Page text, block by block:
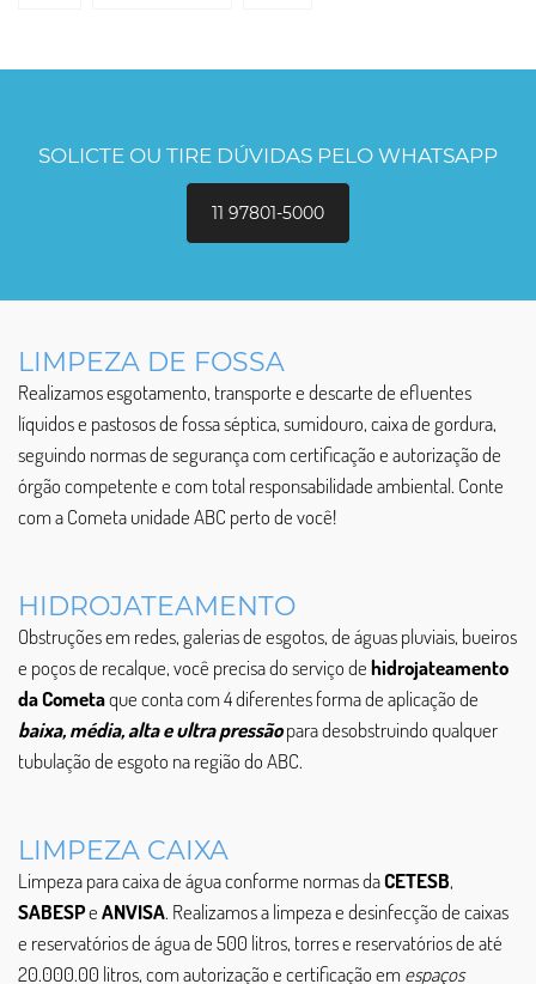
SOLICTE OU TIRE DÚVIDAS PELO WHATSAPP
11 97801-5000
LIMPEZA DE FOSSA
Realizamos esgotamento, transporte e descarte de efluentes
líquidos e pastosos de fossa séptica, sumidouro, caixa de gordura,
seguindo normas de segurança com certificação e autorização de
órgão competente e com total responsabilidade ambiental. Conte
com a Cometa unidade ABC perto de você!
HIDROJATEAMENTO
Obstruções em redes, galerias de esgotos, de águas pluviais, bueiros
e poços de recalque, você precisa do serviço dehidrojateamento
da Cometaque conta com 4 diferentes forma de aplicação de
baixa, média, alta e ultra pressãopara desobstruindo qualquer
tubulação de esgoto na região do ABC.
LIMPEZA CAIXA
Limpeza para caixa de água conforme normas daCETESB,
SABESPeANVISA. Realizamos a limpeza e desinfecção de caixas
e reservatórios de água de 500 litros, torres e reservatórios de até
20.000.00 litros, com autorização e certificação emespaços